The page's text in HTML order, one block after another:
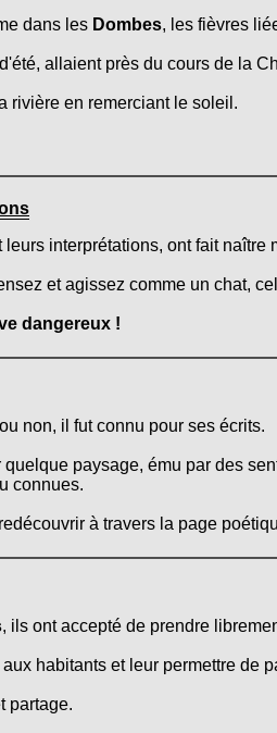
dans les Dombes, les fièvres
allaient près du cours de la
rivière en remerciant le soleil.
leurs interprétations, ont fait
et agissez comme un chat,
dangereux !
non, il fut connu pour ses écrits.
quelque paysage, ému par des
connues.
à travers la page
, ils ont accepté de prendre
habitants et leur permettre de
partage.